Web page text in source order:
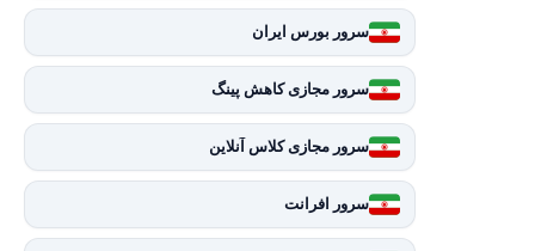
سرور بورس ایران
سرور مجازی کاهش پینگ
سرور مجازی کلاس آنلاین
سرور افرانت